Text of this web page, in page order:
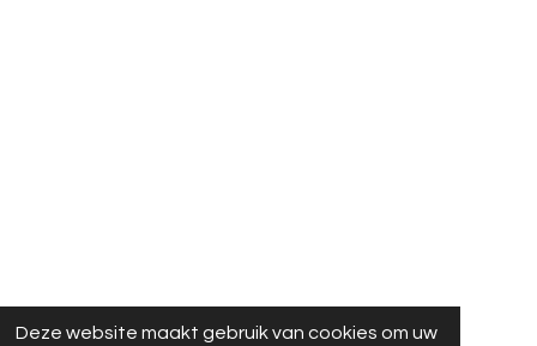
Deze website maakt gebruik van cookies om uw